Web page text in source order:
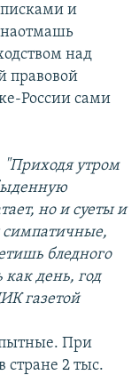
и
наотмашь
над
правовой
России сами
"Приходя утром
но и суеты и
бледного
как день, год
газетой
При
2 тыс.